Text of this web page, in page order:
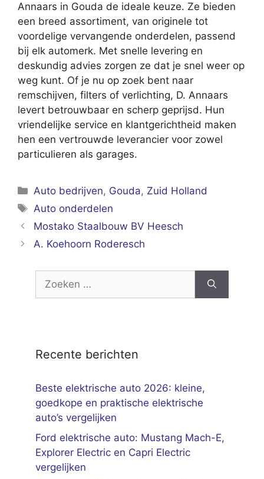
Annaars in Gouda de ideale keuze. Ze bieden
een breed assortiment, van originele tot
voordelige vervangende onderdelen, passend
bij elk automerk. Met snelle levering en
deskundig advies zorgen ze dat je snel weer op
weg kunt. Of je nu op zoek bent naar
remschijven, filters of verlichting, D. Annaars
levert betrouwbaar en scherp geprijsd. Hun
vriendelijke service en klantgerichtheid maken
hen een vertrouwde leverancier voor zowel
particulieren als garages.
Categorieën
Auto bedrijven, Gouda, Zuid Holland
Tags
Auto onderdelen
Mostako Staalbouw BV Heesch
A. Koehoorn Roderesch
Zoek
Recente berichten
Beste elektrische auto 2026: kleine,
goedkope en praktische elektrische
auto’s vergelijken
Ford elektrische auto: Mustang Mach-E,
Explorer Electric en Capri Electric
vergelijken